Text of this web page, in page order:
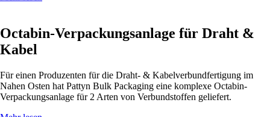
Octabin-Verpackungsanlage für Draht &
Kabel
Für einen Produzenten für die Draht- & Kabelverbundfertigung im
Nahen Osten hat Pattyn Bulk Packaging eine komplexe Octabin-
Verpackungsanlage für 2 Arten von Verbundstoffen geliefert.